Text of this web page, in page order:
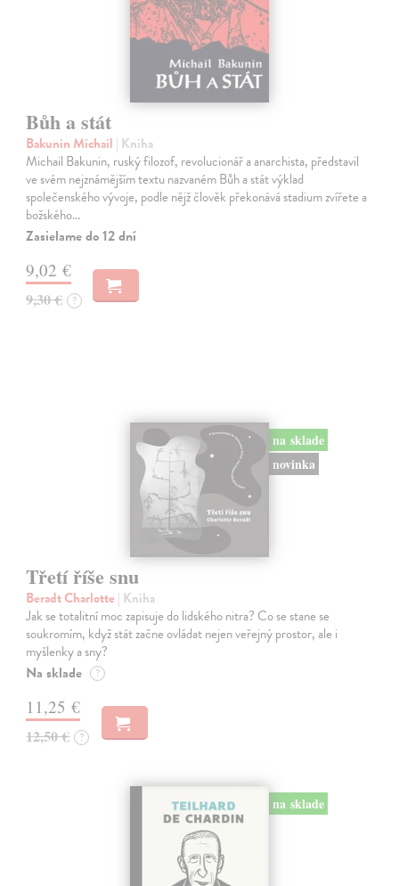
Bůh a stát
Bakunin Michail | Kniha
Michail Bakunin, ruský filozof, revolucionář a anarchista, představil
ve svém nejznámějším textu nazvaném Bůh a stát výklad
společenského vývoje, podle nějž člověk překonává stadium zvířete a
božského…
Zasielame do 12 dní
9,02 €
9,30 € ?
na sklade
novinka
Třetí říše snu
Beradt Charlotte | Kniha
Jak se totalitní moc zapisuje do lidského nitra? Co se stane se
soukromím, když stát začne ovládat nejen veřejný prostor, ale i
myšlenky a sny?
Na sklade ?
11,25 €
12,50 € ?
na sklade